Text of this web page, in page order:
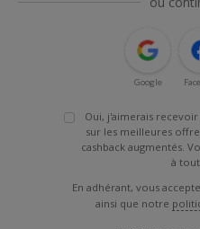
Google
Oui, j'aimerais recevoir
sur les meilleures
cashback augmentés.
à
En adhérant, vous
ainsi que notre